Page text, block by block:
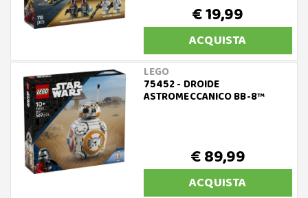
€ 19,99
ACQUISTA
LEGO
75452 - DROIDE
ASTROMECCANICO BB-8™
€ 89,99
ACQUISTA